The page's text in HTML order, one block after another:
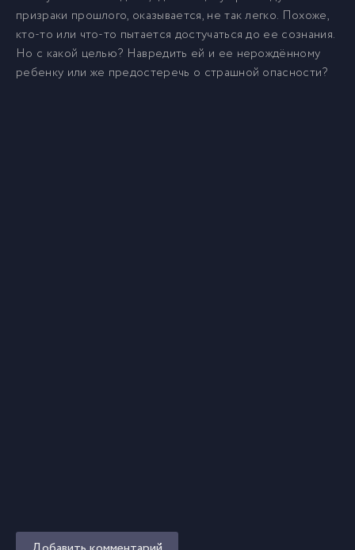
призраки прошлого, оказывается, не так легко. Похоже,
кто-то или что-то пытается достучаться до ее сознания.
Но с какой целью? Навредить ей и ее нeрождённому
ребенку или же предостеречь о страшной опасности?